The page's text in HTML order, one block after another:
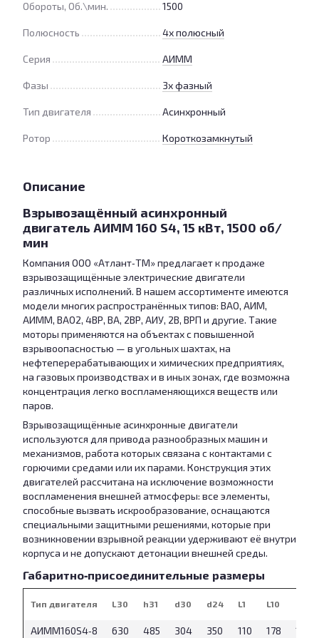
Обороты, Об.\мин. 1500
Полюсность 4х полюсный
Серия АИММ
Фазы 3х фазный
Тип двигателя Асинхронный
Ротор Короткозамкнутый
Описание
Взрывозащённый асинхронный
двигатель АИММ 160 S4, 15 кВт, 1500 об/
мин
Компания ООО «Атлант‑ТМ» предлагает к продаже
взрывозащищённые электрические двигатели
различных исполнений. В нашем ассортименте имеются
модели многих распространённых типов: ВАО, АИМ,
АИММ, ВАО2, 4ВР, ВА, 2ВР, АИУ, 2В, ВРП и другие. Такие
моторы применяются на объектах с повышенной
взрывоопасностью — в угольных шахтах, на
нефтеперерабатывающих и химических предприятиях,
на газовых производствах и в иных зонах, где возможна
концентрация легко воспламеняющихся веществ или
паров.
Взрывозащищённые асинхронные двигатели
используются для привода разнообразных машин и
механизмов, работа которых связана с контактами с
горючими средами или их парами. Конструкция этих
двигателей рассчитана на исключение возможности
воспламенения внешней атмосферы: все элементы,
способные вызвать искрообразование, оснащаются
специальными защитными решениями, которые при
возникновении взрывной реакции удерживают её внутри
корпуса и не допускают детонации внешней среды.
Габаритно‑присоединительные размеры
Тип двигателя L30 h31 d30 d24 L1 L10
АИMM160S4‑8 630 485 304 350 110 178 108